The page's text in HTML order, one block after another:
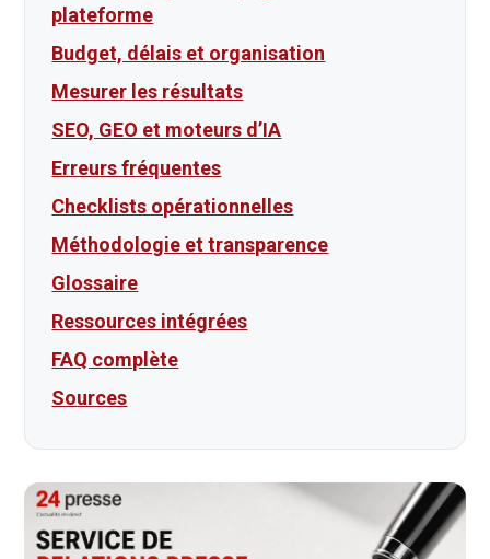
plateforme
Budget, délais et organisation
Mesurer les résultats
SEO, GEO et moteurs d’IA
Erreurs fréquentes
Checklists opérationnelles
Méthodologie et transparence
Glossaire
Ressources intégrées
FAQ complète
Sources